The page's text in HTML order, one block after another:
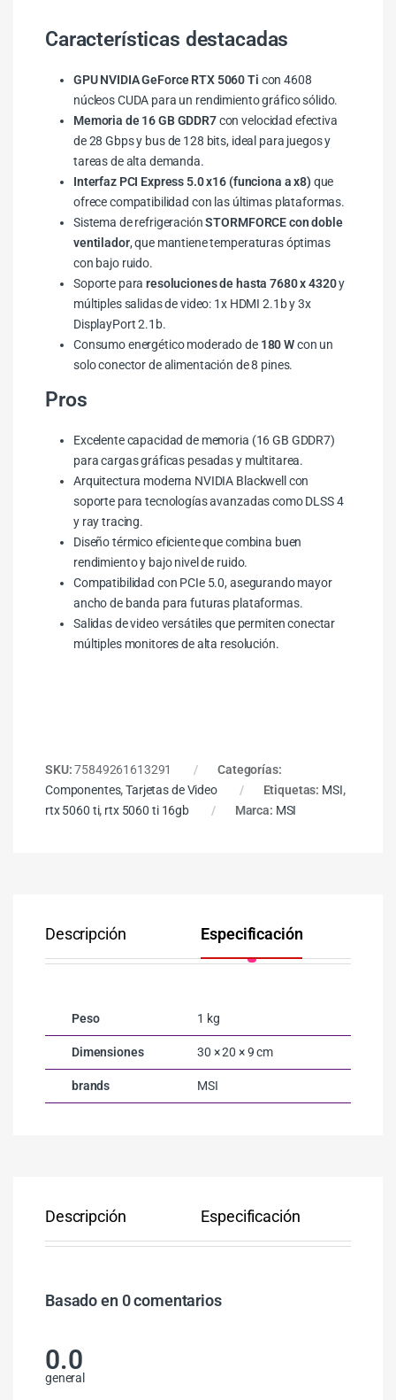
Características destacadas
GPU NVIDIA GeForce RTX 5060 Ti con 4608
núcleos CUDA para un rendimiento gráfico sólido.
Memoria de 16 GB GDDR7con velocidad efectiva
de 28 Gbps y bus de 128 bits, ideal para juegos y
tareas de alta demanda.
Interfaz PCI Express 5.0 x16 (funciona a x8) que
ofrece compatibilidad con las últimas plataformas.
Sistema de refrigeraciónSTORMFORCE con doble
ventilador, que mantiene temperaturas óptimas
con bajo ruido.
Soporte pararesoluciones de hasta 7680 x 4320y
múltiples salidas de video: 1x HDMI 2.1b y 3x
DisplayPort 2.1b.
Consumo energético moderado de 180 Wcon un
solo conector de alimentación de 8 pines.
Pros
Excelente capacidad de memoria (16 GB GDDR7)
para cargas gráficas pesadas y multitarea.
Arquitectura moderna NVIDIA Blackwell con
soporte para tecnologías avanzadas como DLSS 4
y ray tracing.
Diseño térmico eficiente que combina buen
rendimiento y bajo nivel de ruido.
Compatibilidad con PCIe 5.0, asegurando mayor
ancho de banda para futuras plataformas.
Salidas de video versátiles que permiten conectar
múltiples monitores de alta resolución.
SKU:75849261613291
Categorías:
Componentes,Tarjetas de Video Etiquetas: MSI,
rtx 5060 ti, rtx 5060 ti 16gb Marca: MSI
Descripción Especificación
Peso 1 kg
Dimensiones 30 × 20 × 9 cm
brands MSI
Descripción Especificación
Basado en 0 comentarios
0.0
general